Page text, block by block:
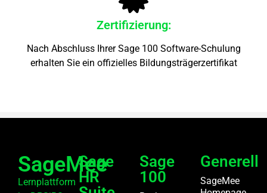
Zertifizierung:
Nach Abschluss Ihrer Sage 100 Software-Schulung
erhalten Sie ein offizielles Bildungsträgerzertifikat
SageMee
Lernplattform
Sage
HR
Sage
100
Generell
SageMee